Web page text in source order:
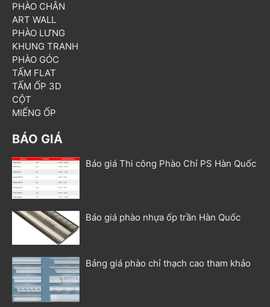
PHÀO CHÂN
ART WALL
PHÀO LƯNG
KHUNG TRANH
PHÀO GÓC
TẤM FLAT
TẤM ỐP 3D
CỘT
MIẾNG ỐP
BÁO GIÁ
Báo giá Thi công Phào Chỉ PS Hàn Quốc
Báo giá phào nhựa ốp trần Hàn Quốc
Bảng giá phào chỉ thạch cao tham khảo